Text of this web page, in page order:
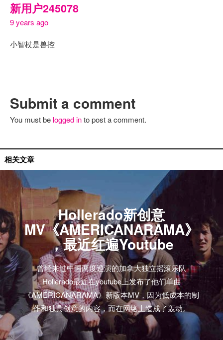
新用户245078
9 years ago
小智杖是兽控
Submit a comment
You must be logged into post a comment.
相关文章
Hollerado新创意
MV《AMERICANARAMA》
，最近红遍Youtube
曾经来过中国两度巡演的加拿大独立摇滚乐队
Hollerado最近在youtube上发布了他们单曲
《AMERICANARAMA》新版本MV，因为低成本的制
作和独具创意的内容，而在网络上造成了轰动。
视频推荐